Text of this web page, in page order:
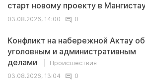
старт новому проекту в
03.08.2026, 14:00
0
Конфликт на набережной Актау
уголовным и административным
делами
Происшествия
03.08.2026, 13:04
0